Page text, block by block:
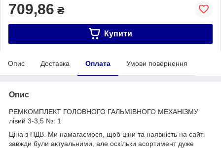
709,86 ₴
Купити
Опис Доставка Оплата Умови повернення
Опис
РЕМКОМПЛЕКТ ГОЛОВНОГО ГАЛЬМІВНОГО МЕХАНІЗМУ
лівий 3-3,5 №: 1
Ціна з ПДВ. Ми намагаємося, щоб ціни та наявність на сайті
завжди були актуальними, але оскільки асортимент дуже